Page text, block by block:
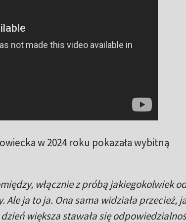
w 2024 roku pokazała wybitną
włącznie z próbą jakiegokolwiek
ja to ja. Ona sama widziała przecież,
większa stawała się